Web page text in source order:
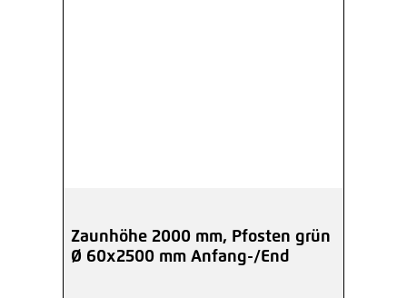
Zaunhöhe 2000 mm, Pfosten grün
Ø 60x2500 mm Anfang-/End